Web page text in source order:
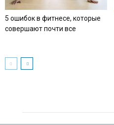
5 ошибок в фитнесе, которые
совершают почти все